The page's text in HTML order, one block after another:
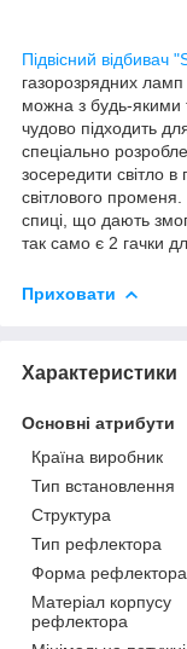
Підвісний відбивач
газорозрядних
можна з будь-якими
чудово підходить
спеціально
зосередити світло
світлового
спиці, що дають
так само є 2 гачки
Приховати
Характеристики
Основні атрибути
Країна виробник
Тип встановлення
Структура
Тип рефлектора
Форма рефлектора
Матеріал корпусу
рефлектора